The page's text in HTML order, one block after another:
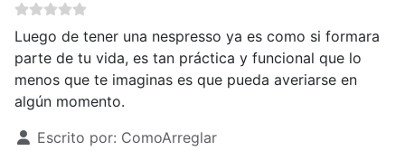
Luego de tener una nespresso ya es como si formara
parte de tu vida, es tan práctica y funcional que lo
menos que te imaginas es que pueda averiarse en
algún momento.
Detalles
Escrito por: ComoArreglar